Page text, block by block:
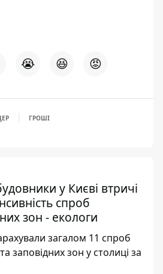
😭 😆 😡
ГРОШІ
у Києві втричі
спроб
зон - екологи
загалом 11 спроб
заповідних зон у столиці за